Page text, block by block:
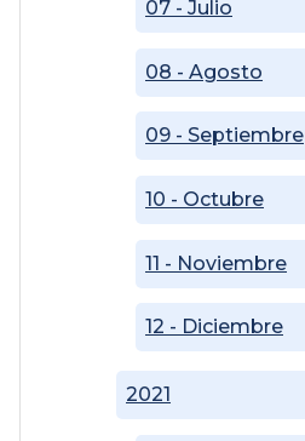
07 - Julio
08 - Agosto
09 - Septiembre
10 - Octubre
11 - Noviembre
12 - Diciembre
2021